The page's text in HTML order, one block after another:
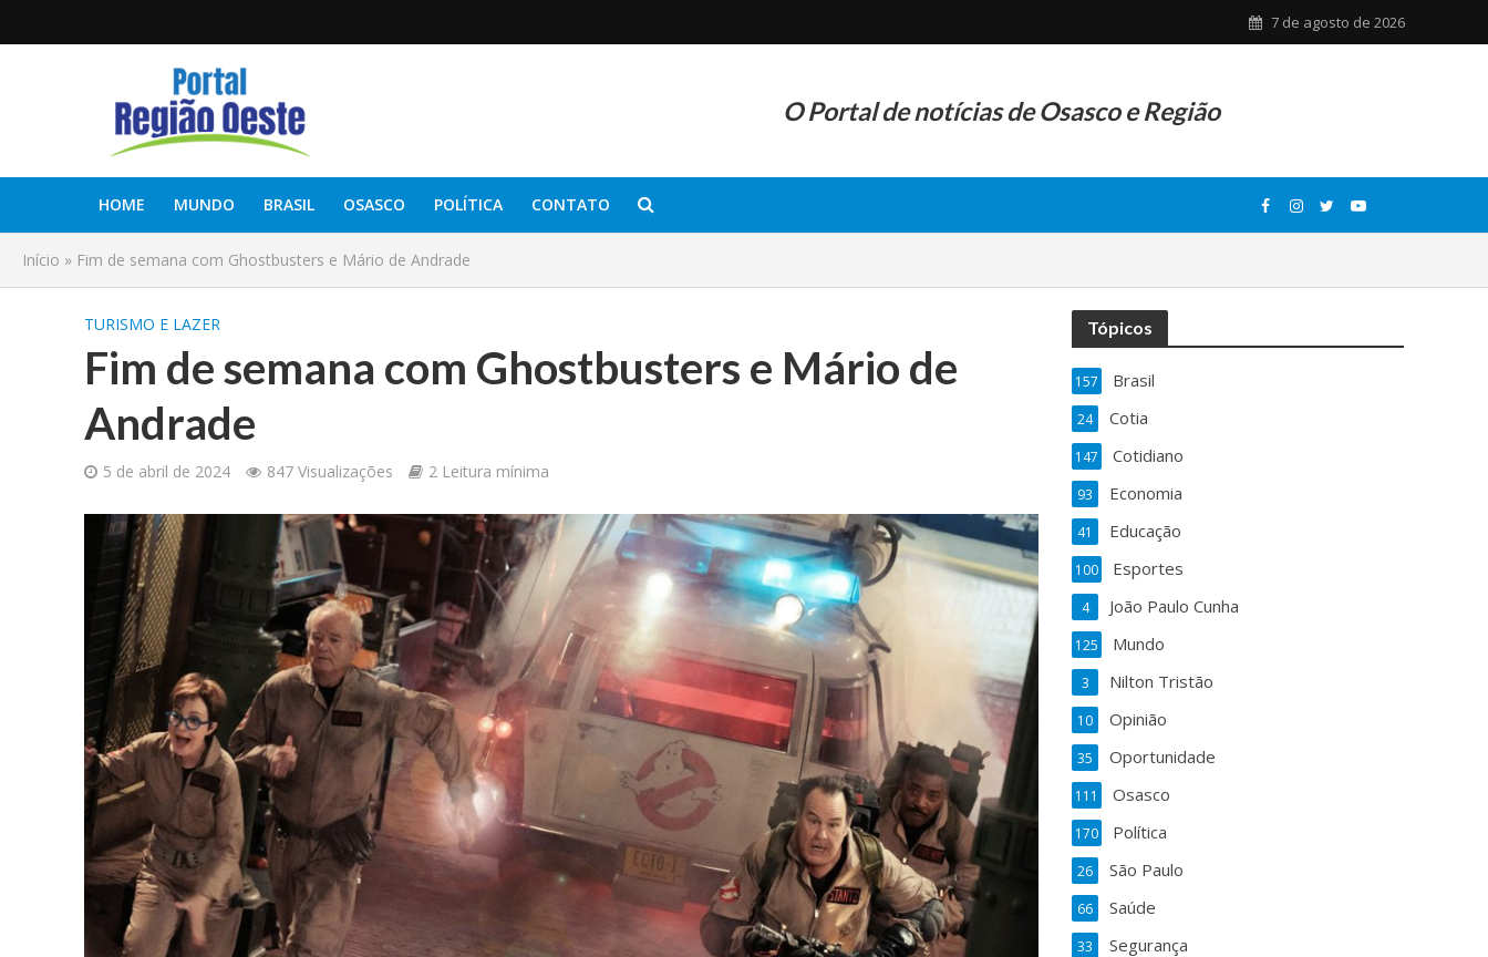
7 de agosto de 2026
O Portal de notícias de Osasco e Região
HOME MUNDO BRASIL OSASCO POLÍTICA CONTATO
Início » Fim de semana com Ghostbusters e Mário de Andrade
TURISMO E LAZER
Fim de semana com Ghostbusters e Mário de
Andrade
5 de abril de 2024 847 Visualizações 2 Leitura mínima
Tópicos
Brasil
157
Cotia
24
Cotidiano
147
Economia
93
Educação
41
Esportes
100
João Paulo Cunha
4
Mundo
125
Nilton Tristão
3
Opinião
10
Oportunidade
35
Osasco
111
Política
170
São Paulo
26
Saúde
66
Segurança
33